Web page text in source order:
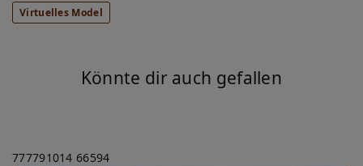
Virtuelles Model
Könnte dir auch gefallen
777791014 66594